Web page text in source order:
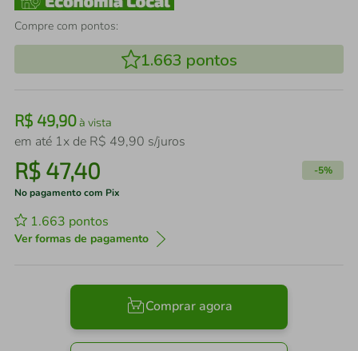
Compre com pontos:
1.663 pontos
R$ 49,90à vista
em até 1x de R$ 49,90 s/juros
R$ 47,40 -5%
No pagamento com Pix
1.663 pontos
Ver formas de pagamento
Comprar agora